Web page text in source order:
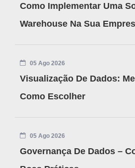
Como Implementar Uma
Warehouse Na Sua
05 Ago 2026
Visualização De Dados:
Como Escolher
05 Ago 2026
Governança De Dados –